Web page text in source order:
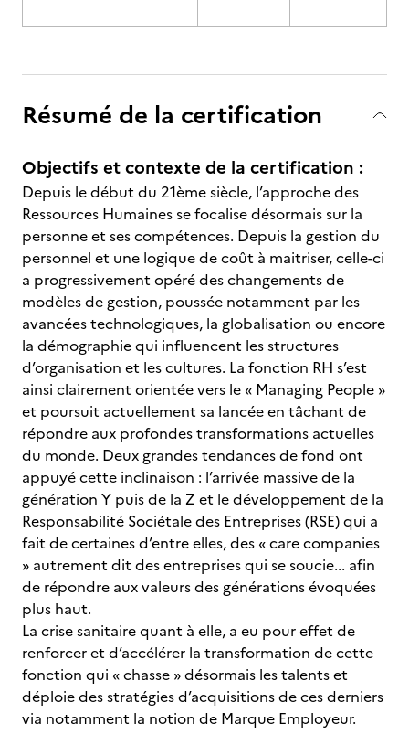
Résumé de la certification
Objectifs et contexte de la certification :
Depuis le début du 21ème siècle, l’approche des
Ressources Humaines se focalise désormais sur la
personne et ses compétences. Depuis la gestion du
personnel et une logique de coût à maitriser, celle-ci
a progressivement opéré des changements de
modèles de gestion, poussée notamment par les
avancées technologiques, la globalisation ou encore
la démographie qui influencent les structures
d’organisation et les cultures. La fonction RH s’est
ainsi clairement orientée vers le « Managing People »
et poursuit actuellement sa lancée en tâchant de
répondre aux profondes transformations actuelles
du monde. Deux grandes tendances de fond ont
appuyé cette inclinaison : l’arrivée massive de la
génération Y puis de la Z et le développement de la
Responsabilité Sociétale des Entreprises (RSE) qui a
fait de certaines d’entre elles, des « care companies
» autrement dit des entreprises qui se soucie... afin
de répondre aux valeurs des générations évoquées
plus haut.
La crise sanitaire quant à elle, a eu pour effet de
renforcer et d’accélérer la transformation de cette
fonction qui « chasse » désormais les talents et
déploie des stratégies d’acquisitions de ces derniers
via notamment la notion de Marque Employeur.